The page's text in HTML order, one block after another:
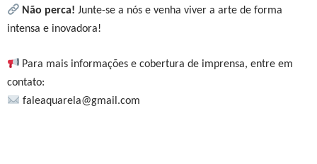
Não perca! Junte-se a nós e venha viver a arte de forma
intensa e inovadora!
Para mais informações e cobertura de imprensa, entre em
contato:
faleaquarela@gmail.com